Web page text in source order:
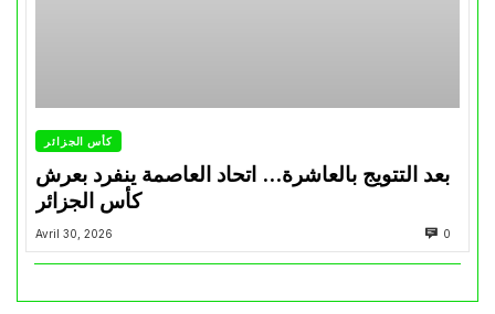
كأس الجزائر
بعد التتويج بالعاشرة… اتحاد العاصمة ينفرد بعرش
كأس الجزائر
Avril 30, 2026 0